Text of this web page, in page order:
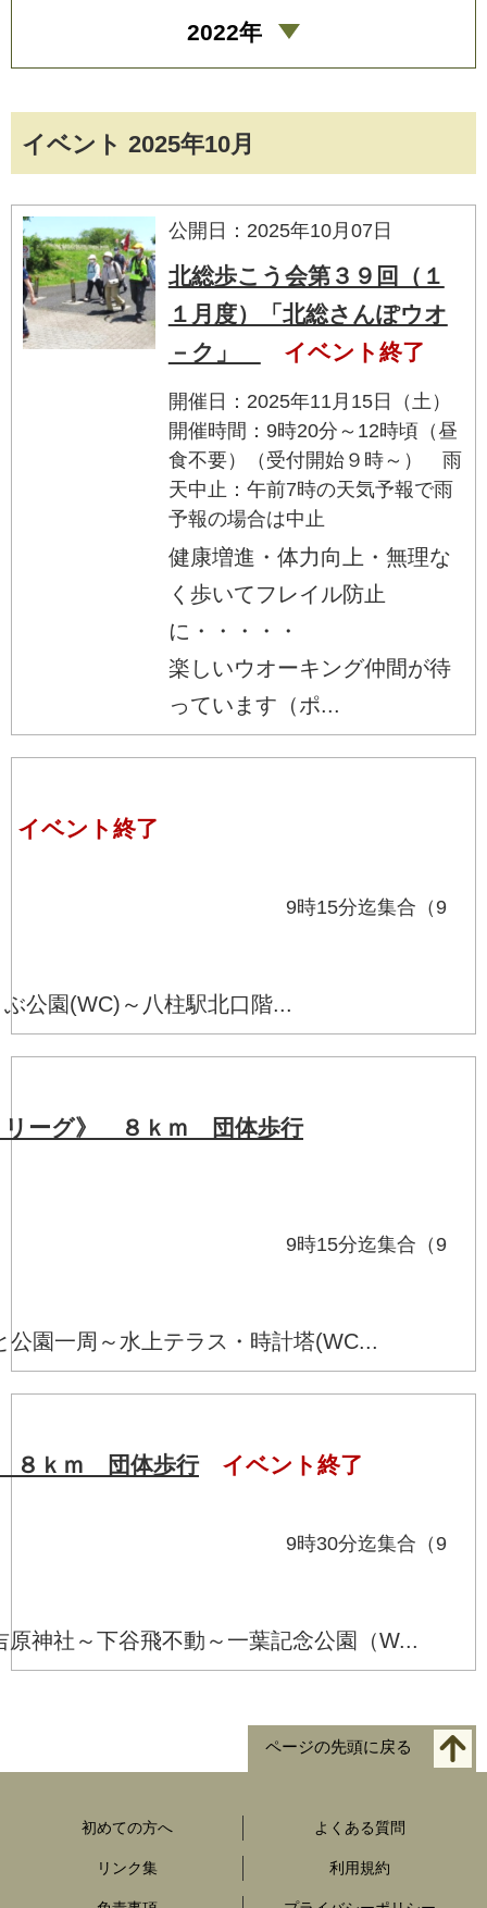
イベント 2025年10月
公開日：2025年10月07日
北総歩こう会第３９回（１
１月度）「北総さんぽウオ
－ク」
イベント終了
開催日：2025年11月15日（土）
開催時間：9時20分～12時頃（昼
食不要）（受付開始９時～） 雨
天中止：午前7時の天気予報で雨
予報の場合は中止
健康増進・体力向上・無理な
く歩いてフレイル防止
に・・・・・
楽しいウオーキング仲間が待
っています（ポ...
イベント終了
9時15分迄集合（9
公園(WC)～八柱駅北口階...
リーグ》 ８ｋｍ 団体歩行
9時15分迄集合（9
園一周～水上テラス・時計塔(WC...
８ｋｍ 団体歩行 イベント終了
9時30分迄集合（9
神社～下谷飛不動～一葉記念公園（W...
2022年
ページの先頭に戻る
初めての方へ よくある質問
リンク集 利用規約